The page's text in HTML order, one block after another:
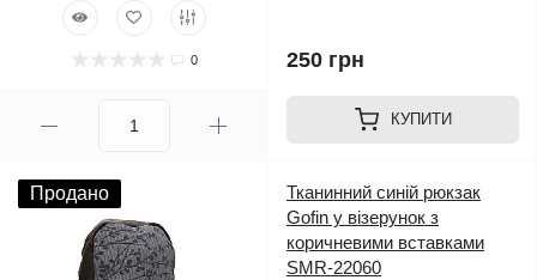
0 250 грн
КУПИТИ
Продано
Тканинний синій рюкзак
Gofin у візерунок з
коричневими вставками
SMR-22060